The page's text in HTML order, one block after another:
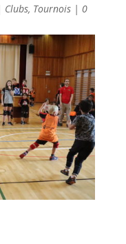
Clubs, Tournois| 0